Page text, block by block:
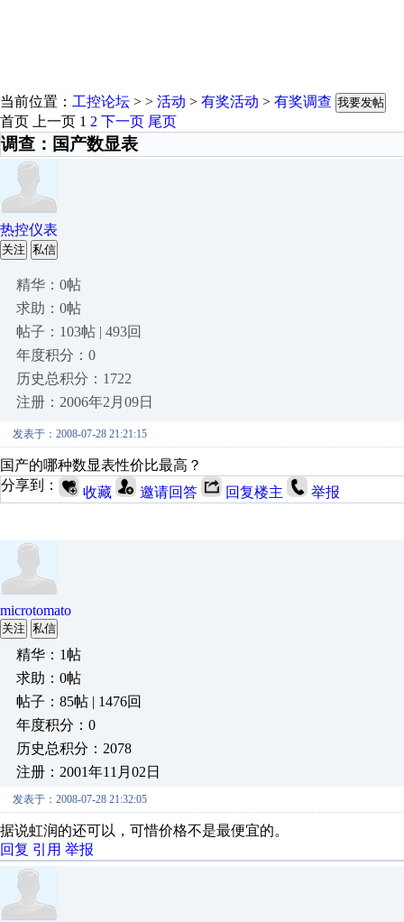
当前位置： 工控论坛 > > 活动 > 有奖活动 > 有奖调查 我要发帖
首页 上一页 1 2 下一页 尾页
调查：国产数显表
热控仪表
关注 私信
精华：0帖
求助：0帖
帖子：103帖 | 493回
年度积分：0
历史总积分：1722
注册：2006年2月09日
发表于：2008-07-28 21:21:15
国产的哪种数显表性价比最高？
分享到：
收藏 邀请回答 回复楼主 举报
microtomato
关注 私信
精华：1帖
求助：0帖
帖子：85帖 | 1476回
年度积分：0
历史总积分：2078
注册：2001年11月02日
发表于：2008-07-28 21:32:05
据说虹润的还可以，可惜价格不是最便宜的。
回复 引用 举报